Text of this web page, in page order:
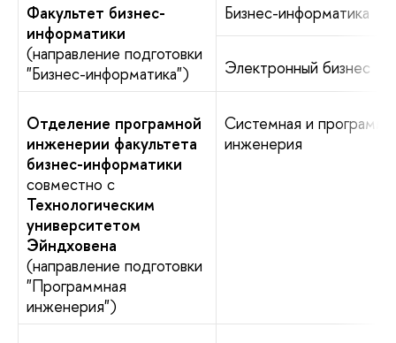
Факультет бизнес-
информатики
(направление подготовки
"Бизнес-информатика")
Бизнес-информатика
Электронный бизнес
Отделение програмной
инженерии факультета
бизнес-информатики
совместно с
Технологическим
университетом
Эйндховена
(направление подготовки
"Программная
инженерия")
Системная и
инженерия